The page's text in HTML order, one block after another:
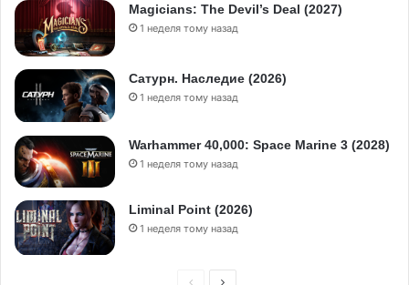
Magicians: The Devil’s Deal (2027)
1 неделя тому назад
Сатурн. Наследие (2026)
1 неделя тому назад
Warhammer 40,000: Space Marine 3 (2028)
1 неделя тому назад
Liminal Point (2026)
1 неделя тому назад